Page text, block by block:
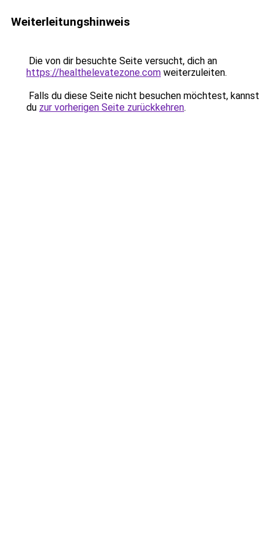
Weiterleitungshinweis
Die von dir besuchte Seite versucht, dich an
https://healthelevatezone.com weiterzuleiten.
Falls du diese Seite nicht besuchen möchtest, kannst
du zur vorherigen Seite zurückkehren.